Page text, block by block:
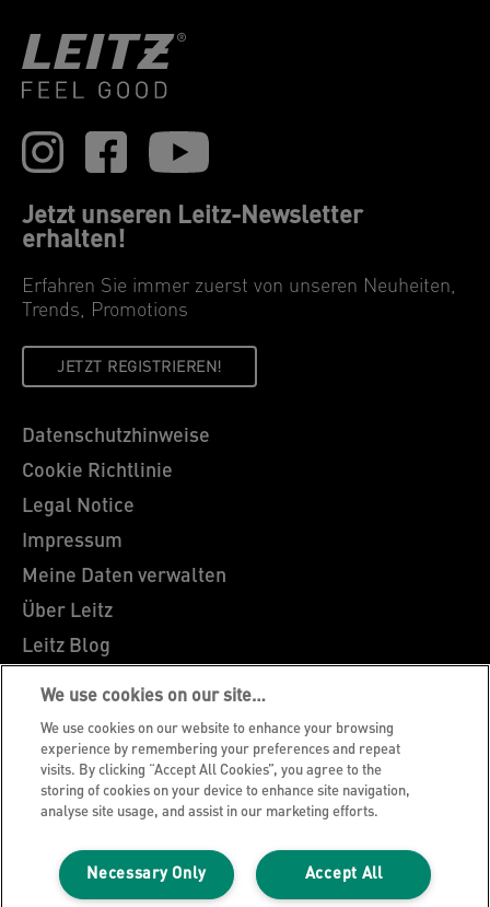
Jetzt unseren Leitz-Newsletter
erhalten!
Erfahren Sie immer zuerst von unseren Neuheiten,
Trends, Promotions
JETZT REGISTRIEREN!
Datenschutzhinweise
Cookie Richtlinie
Legal Notice
Impressum
Meine Daten verwalten
Über Leitz
Leitz Blog
Karriere
Leitz EasyPrint
Kundenservice
Hinweise zum Verpackungsrecycling
Garantiebedingungen
Konformitätserklärungen
Sitemap
We use cookies on our site…
We use cookies on our website to enhance your browsing
experience by remembering your preferences and repeat
visits. By clicking “Accept All Cookies”, you agree to the
storing of cookies on your device to enhance site navigation,
analyse site usage, and assist in our marketing efforts.
Accept All
Necessary Only